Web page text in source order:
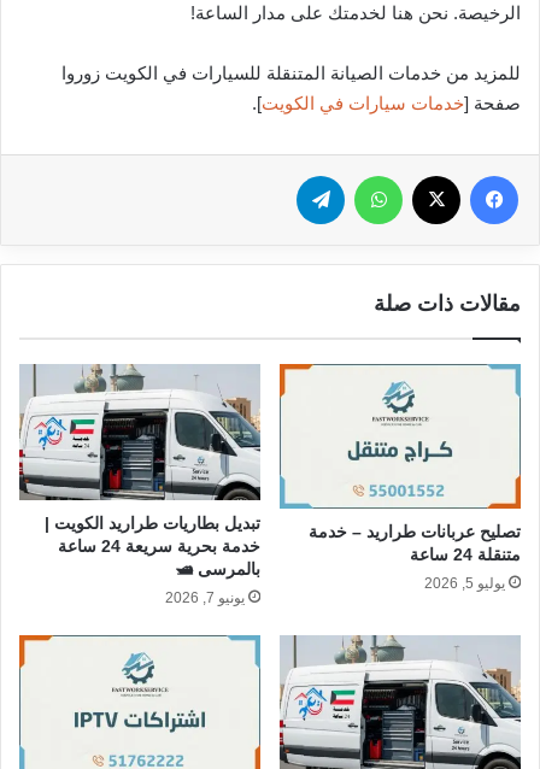
الرخيصة. نحن هنا لخدمتك على مدار الساعة!
للمزيد من خدمات الصيانة المتنقلة للسيارات في الكويت زوروا
صفحة [خدمات سيارات في الكويت].
فيسبوك واتساب
مقالات ذات صلة
تصليح عربانات طراريد – خدمة
متنقلة 24 ساعة
يوليو 5, 2026
تبديل بطاريات طراريد الكويت |
خدمة بحرية سريعة 24 ساعة
بالمرسى 🛥️
يونيو 7, 2026